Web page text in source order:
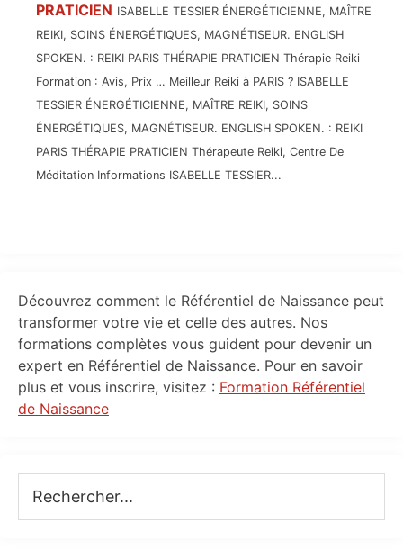
PRATICIEN ISABELLE TESSIER ÉNERGÉTICIENNE, MAÎTRE
REIKI, SOINS ÉNERGÉTIQUES, MAGNÉTISEUR. ENGLISH
SPOKEN. : REIKI PARIS THÉRAPIE PRATICIEN Thérapie Reiki
Formation : Avis, Prix … Meilleur Reiki à PARIS ? ISABELLE
TESSIER ÉNERGÉTICIENNE, MAÎTRE REIKI, SOINS
ÉNERGÉTIQUES, MAGNÉTISEUR. ENGLISH SPOKEN. : REIKI
PARIS THÉRAPIE PRATICIEN Thérapeute Reiki, Centre De
Méditation Informations ISABELLE TESSIER...
Primary
Sidebar
Découvrez comment le Référentiel de Naissance peut
transformer votre vie et celle des autres. Nos
formations complètes vous guident pour devenir un
expert en Référentiel de Naissance. Pour en savoir
plus et vous inscrire, visitez : Formation Référentiel
de Naissance